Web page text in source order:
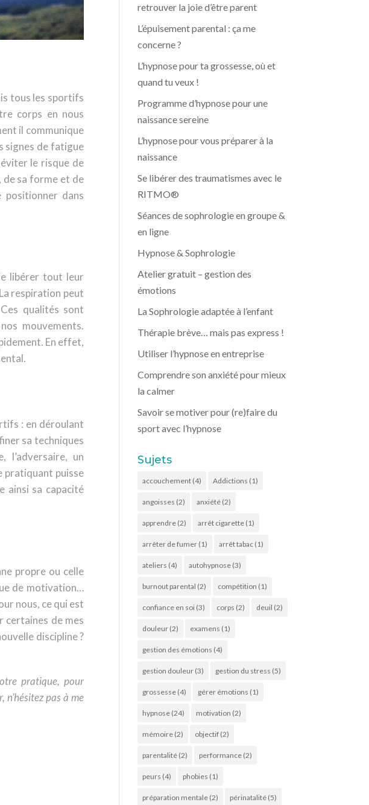
tous les sportifs
corps en nous
il communique
signes de fatigue
le risque de
de sa forme et de
dans
libérer tout leur
respiration peut
qualités sont
mouvements.
En effet,
: en déroulant
sa techniques
l’adversaire, un
pratiquant puisse
ainsi sa capacité
propre ou celle
de motivation…
nous, ce qui est
certaines de mes
discipline ?
pratique, pour
pas à me
retrouver la joie d’être parent
L’épuisement parental : ça me
concerne ?
L’hypnose pour ta grossesse, où et
quand tu veux !
Programme d’hypnose pour une
naissance sereine
L’hypnose pour vous préparer à la
naissance
Se libérer des traumatismes avec le
RITMO®
Séances de sophrologie en groupe &
en ligne
Hypnose & Sophrologie
Atelier gratuit – gestion des
émotions
La Sophrologie adaptée à l’enfant
Thérapie brève… mais pas express !
Utiliser l’hypnose en entreprise
Comprendre son anxiété pour mieux
la calmer
Savoir se motiver pour (re)faire du
sport avec l’hypnose
Sujets
accouchement (4) Addictions (1)
angoisses (2) anxiété (2)
apprendre (2) arrêt cigarette (1)
arrêter de fumer (1) arrêt tabac (1)
ateliers (4) autohypnose (3)
burnout parental (2) compétition (1)
confiance en soi (3) corps (2) deuil (2)
douleur (2) examens (1)
gestion des émotions (4)
gestion douleur (3) gestion du stress (5)
grossesse (4) gérer émotions (1)
hypnose (24) motivation (2)
mémoire (2) objectif (2)
parentalité (2) performance (2)
peurs (4) phobies (1)
préparation mentale (2) périnatalité (5)